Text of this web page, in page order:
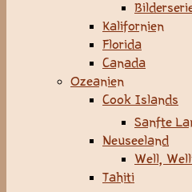
Kalifornien
Florida
Canada
Ozeanien
Cook Islands
Sanfte
Neuseeland
Well,
Tahiti